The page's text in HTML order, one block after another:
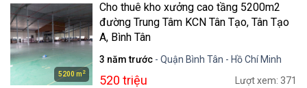
5200 m 2
Cho thuê kho xưởng cao tầng 5200m2
đường Trung Tâm KCN Tân Tạo, Tân Tạo
A, Bình Tân
3 năm trước - Quận Bình Tân - Hồ Chí Minh
520 triệu Lượt xem: 371